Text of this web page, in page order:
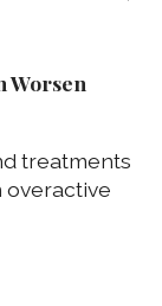
Worsen
treatments
overactive